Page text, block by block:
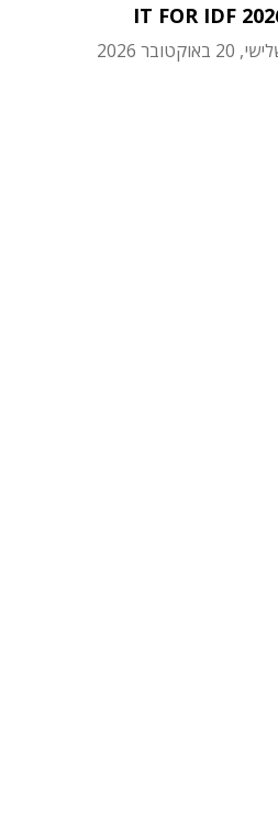
IT FOR IDF
20 באוקטובר 2026